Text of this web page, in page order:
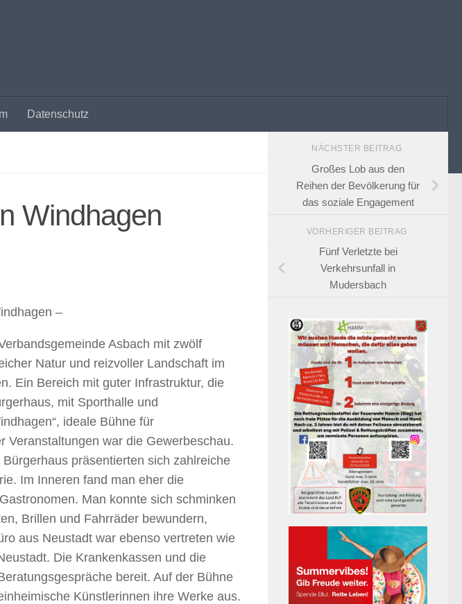
Datenschutz
Windhagen
–
Asbach mit zwölf
Natur und reizvoller Landschaft im
Ein Bereich mit guter Infrastruktur, die
mit Sporthalle und
ideale Bühne für
Veranstaltungen war die Gewerbeschau.
präsentierten sich zahlreiche
Im Inneren fand man eher die
Man konnte sich schminken
Brillen und Fahrräder bewundern,
aus Neustadt war ebenso vertreten wie
Die Krankenkassen und die
bereit. Auf der Bühne
Künstlerinnen ihre Werke aus.
NÄCHSTER BEITRAG
Großes Lob aus den
Reihen der Bevölkerung für
das soziale Engagement
VORHERIGER BEITRAG
Fünf Verletzte bei
Verkehrsunfall in
Mudersbach